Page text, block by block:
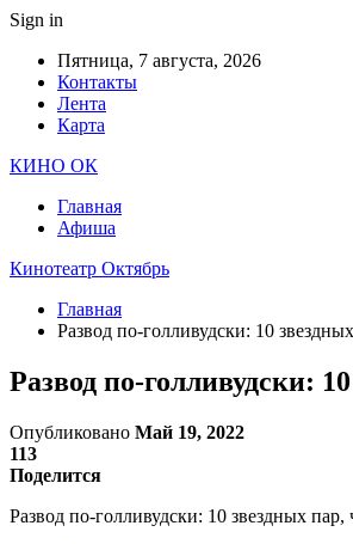
Sign in
Пятница, 7 августа, 2026
Контакты
Лента
Карта
КИНО ОК
Главная
Афиша
Кинотеатр Октябрь
Главная
Развод по-голливудски: 10
Развод по-голливудски:
Опубликовано Май 19, 2022
113
Поделится
Развод по-голливудски: 10 звездных